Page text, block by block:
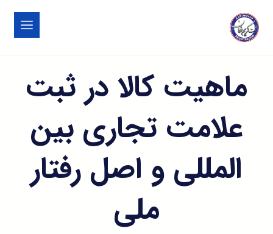
ماهیت کالا در ثبت
علامت تجاری بین
المللی و اصل رفتار
ملی